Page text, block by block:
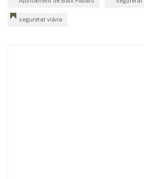
seguretat viària